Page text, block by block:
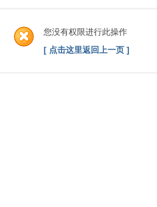
您没有权限进行此操作
[ 点击这里返回上一页 ]